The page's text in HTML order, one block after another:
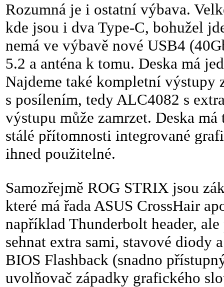
Rozumná je i ostatní výbava.
kde jsou i dva Type-C, bohužel
nemá ve výbavě nové USB4
5.2 a anténa k tomu. Deska má
Najdeme také kompletní
s posílením, tedy ALC4082 s
výstupu může zamrzet. Deska
stálé přítomnosti integrované
ihned použitelné.
Samozřejmě ROG STRIX jsou
které má řada ASUS CrossHair
například Thunderbolt header,
sehnat extra sami, stavové diody
BIOS Flashback (snadno
uvolňovač západky grafického